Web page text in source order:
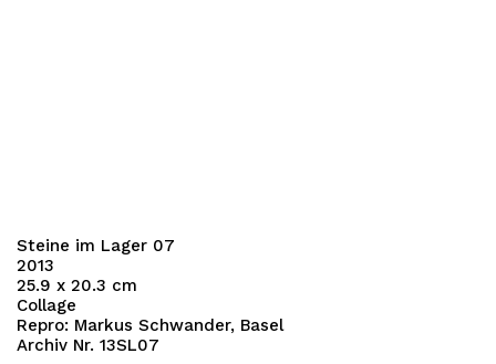
Steine im Lager 07
2013
25.9 x 20.3 cm
Collage
Repro: Markus Schwander, Basel
Archiv Nr. 13SL07